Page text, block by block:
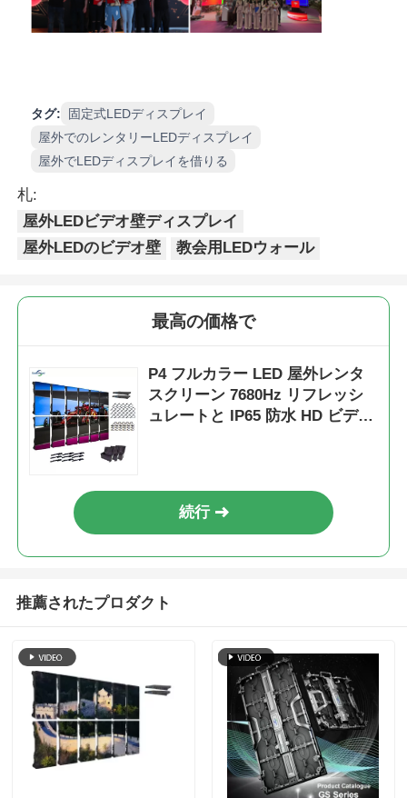
タグ:
固定式LEDディスプレイ
屋外でのレンタリーLEDディスプレイ
屋外でLEDディスプレイを借りる
札:
屋外LEDビデオ壁ディスプレイ
屋外LEDのビデオ壁
教会用LEDウォール
最高の価格で
P4 フルカラー LED 屋外レンタ
スクリーン 7680Hz リフレッシ
ュレートと IP65 防水 HD ビデオ
続行
推薦されたプロダクト